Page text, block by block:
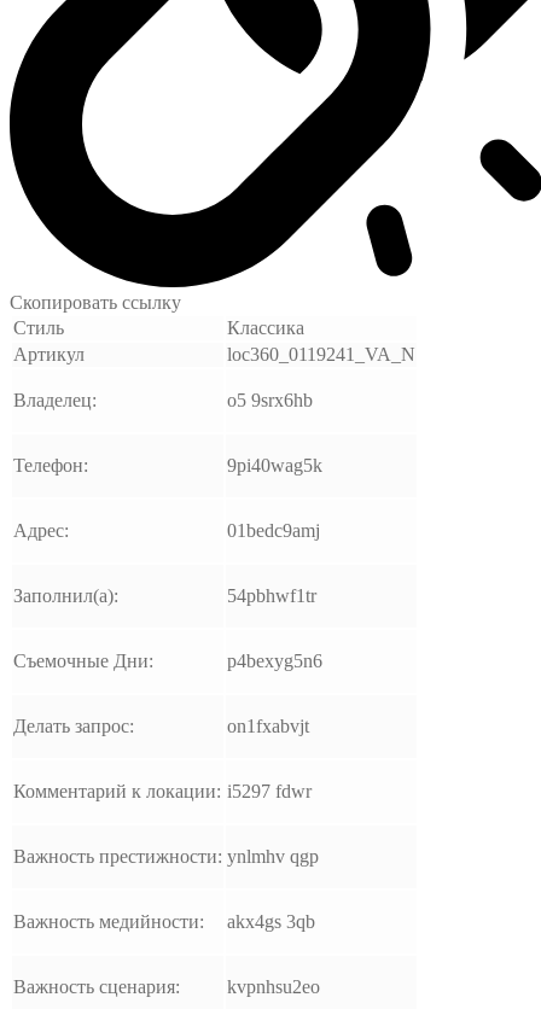
Скопировать ссылку
Стиль
Классика
Артикул
loc360_0119241_VA_N
Владелец: o5 9srx6hb
Телефон: 9pi40wag5k
Адрес: 01bedc9amj
Заполнил(а): 54pbhwf1tr
Съемочные Дни: p4bexyg5n6
Делать запрос: on1fxabvjt
Комментарий к локации: i5297 fdwr
Важность престижности: ynlmhv qgp
Важность медийности: akx4gs 3qb
Важность сценария: kvpnhsu2eo